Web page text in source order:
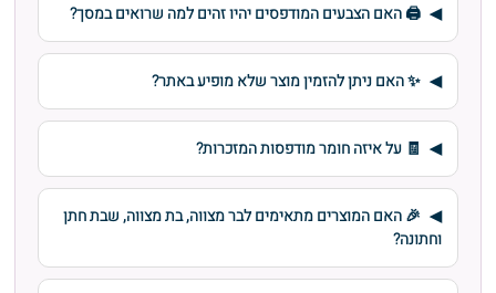
🖨️ האם הצבעים המודפסים יהיו זהים למה שרואים במסך?
✨ האם ניתן להזמין מוצר שלא מופיע באתר?
🧾 על איזה חומר מודפסות המזכרות?
🎉 האם המוצרים מתאימים לבר מצווה, בת מצווה, שבת חתן
וחתונה?